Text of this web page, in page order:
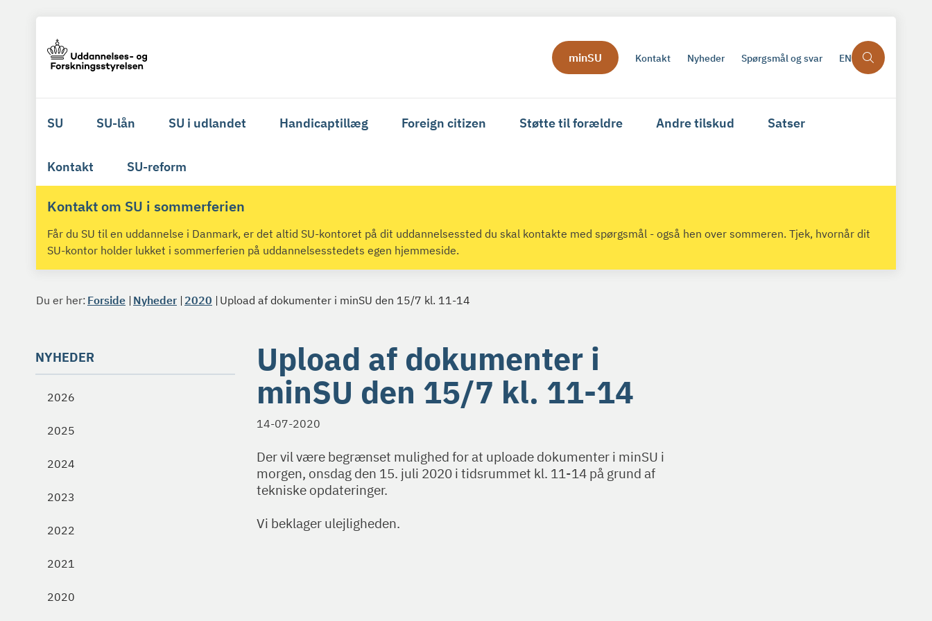
minSU Kontakt Nyheder Spørgsmål og svar EN
SU SU-lån SU i udlandet Handicaptillæg Foreign citizen Støtte til forældre Andre tilskud Satser
Kontakt SU-reform
Kontakt om SU i sommerferien
Får du SU til en uddannelse i Danmark, er det altid SU-kontoret på dit uddannelsessted du skal kontakte med spørgsmål - også hen over sommeren. Tjek, hvornår dit
SU-kontor holder lukket i sommerferien på uddannelsesstedets egen hjemmeside.
Du er her: Forside Nyheder 2020 Upload af dokumenter i minSU den 15/7 kl. 11-14
NYHEDER
2026
2025
2024
2023
2022
2021
2020
Upload af dokumenter i
minSU den 15/7 kl. 11-14
14-07-2020
Der vil være begrænset mulighed for at uploade dokumenter i minSU i
morgen, onsdag den 15. juli 2020 i tidsrummet kl. 11-14 på grund af
tekniske opdateringer.
Vi beklager ulejligheden.